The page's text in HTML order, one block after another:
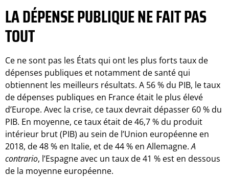
LA DÉPENSE PUBLIQUE NE FAIT PAS
TOUT
Ce ne sont pas les États qui ont les plus forts taux de
dépenses publiques et notamment de santé qui
obtiennent les meilleurs résultats. A 56 % du PIB, le taux
de dépenses publiques en France était le plus élevé
d’Europe. Avec la crise, ce taux devrait dépasser 60 % du
PIB. En moyenne, ce taux était de 46,7 % du produit
intérieur brut (PIB) au sein de l’Union européenne en
2018, de 48 % en Italie, et de 44 % en Allemagne.A
contrario, l’Espagne avec un taux de 41 % est en dessous
de la moyenne européenne.